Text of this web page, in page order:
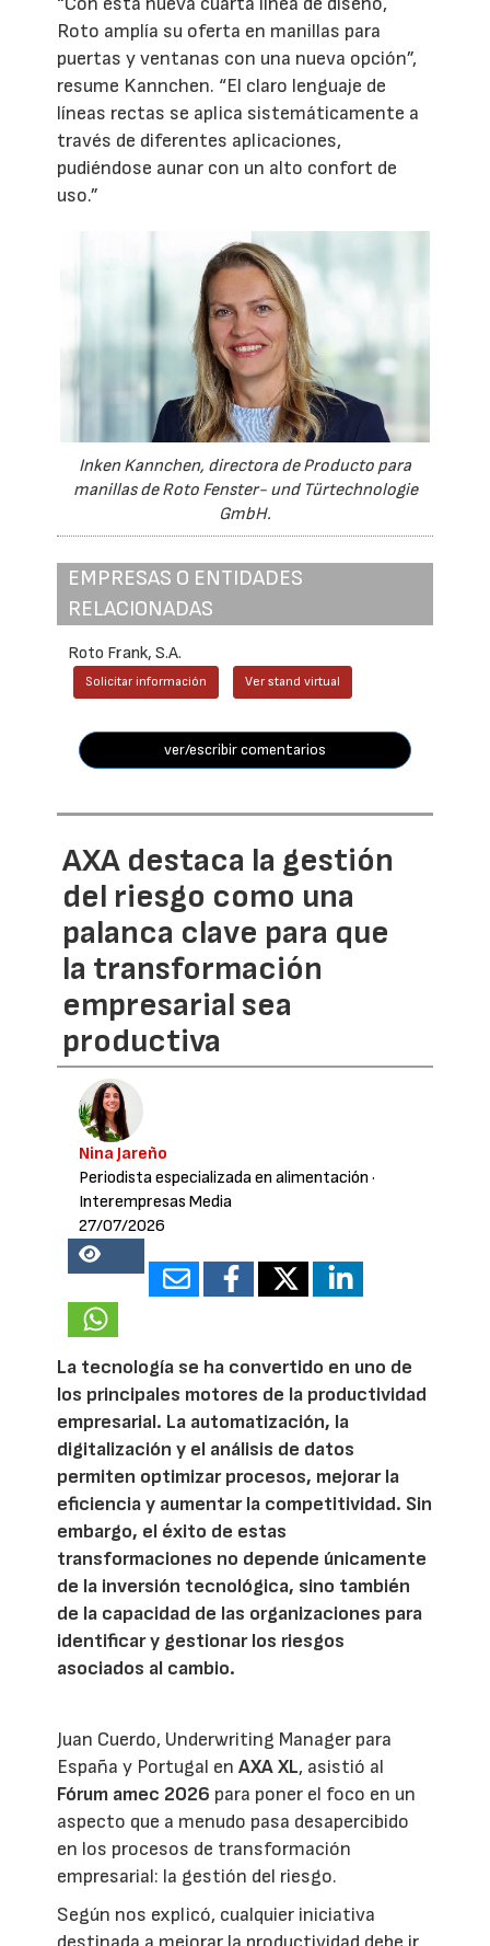
Roto amplía su oferta en manillas para
puertas y ventanas con una nueva opción”,
resume Kannchen. “El claro lenguaje de
líneas rectas se aplica sistemáticamente a
través de diferentes aplicaciones,
pudiéndose aunar con un alto confort de
uso.”
Inken Kannchen, directora de Producto para
manillas de Roto Fenster- und Türtechnologie
GmbH.
EMPRESAS O ENTIDADES
RELACIONADAS
Roto Frank, S.A.
Solicitar información Ver stand virtual
ver/escribir comentarios
AXA destaca la gestión
del riesgo como una
palanca clave para que
la transformación
empresarial sea
productiva
Nina Jareño
Periodista especializada en alimentación ·
Interempresas Media
27/07/2026
16786
La tecnología se ha convertido en uno de
los principales motores de la productividad
empresarial. La automatización, la
digitalización y el análisis de datos
permiten optimizar procesos, mejorar la
eficiencia y aumentar la competitividad. Sin
embargo, el éxito de estas
transformaciones no depende únicamente
de la inversión tecnológica, sino también
de la capacidad de las organizaciones para
identificar y gestionar los riesgos
asociados al cambio.
Juan Cuerdo, Underwriting Manager para
España y Portugal enAXA XL, asistió al
Fórum amec 2026 para poner el foco en un
aspecto que a menudo pasa desapercibido
en los procesos de transformación
empresarial: la gestión del riesgo.
Según nos explicó, cualquier iniciativa